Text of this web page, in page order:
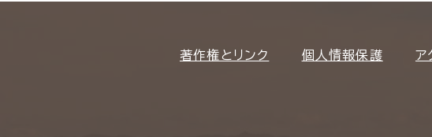
著作権とリンク 個人情報保護 ア